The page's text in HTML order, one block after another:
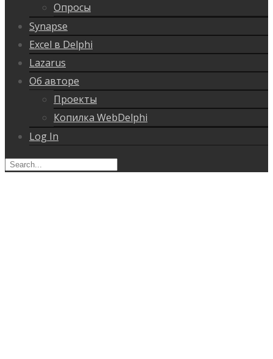
Опросы
Synapse
Excel в Delphi
Lazarus
Об авторе
Проекты
Копилка WebDelphi
Log In